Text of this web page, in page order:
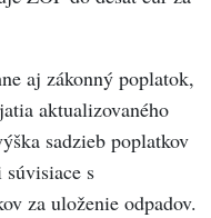
aj zákonný poplatok,
aktualizovaného
sadzieb poplatkov
s
za uloženie odpadov.